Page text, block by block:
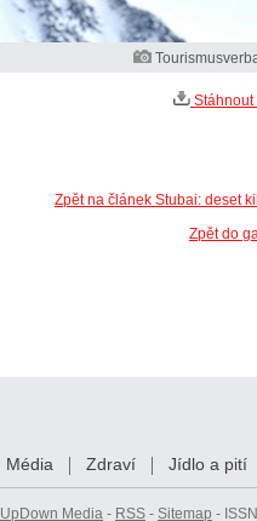
Zpět na článek Stubai: deset
Zpět do
Média Zdraví Jídlo a pití
UpDown Media - RSS - Sitemap -